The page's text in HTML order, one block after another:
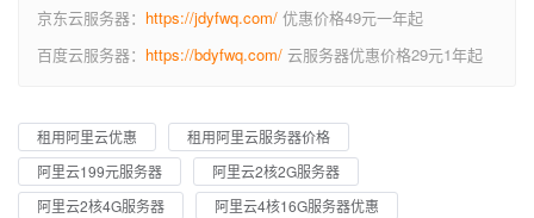
京东云服务器： https://jdyfwq.com/ 优惠价格49元一年起
百度云服务器： https://bdyfwq.com/ 云服务器优惠价格29元1年起
租用阿里云优惠
租用阿里云服务器价格
阿里云199元服务器
阿里云2核2G服务器
阿里云2核4G服务器
阿里云4核16G服务器优惠